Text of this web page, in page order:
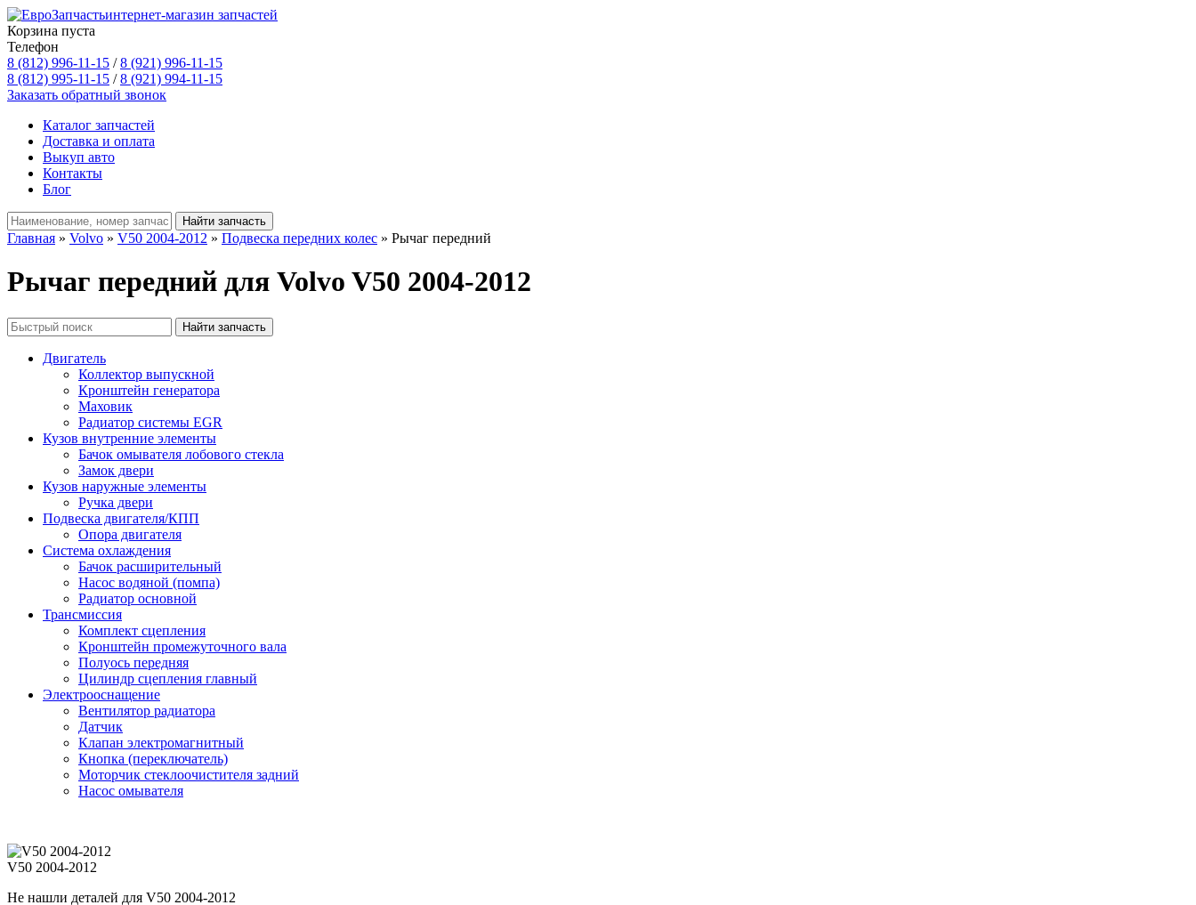
интернет-магазин запчастей
Корзина пуста
Телефон
8 (812) 996-11-15 /8 (921) 996-11-15
8 (812) 995-11-15 /8 (921) 994-11-15
Заказать обратный звонок
Каталог запчастей
Доставка и оплата
Выкуп авто
Контакты
Блог
Главная » Volvo » V50 2004-2012 » Подвеска передних колес » Рычаг передний
Рычаг передний для Volvo V50 2004-2012
Двигатель
Коллектор выпускной
Кронштейн генератора
Маховик
Радиатор системы EGR
Кузов внутренние элементы
Бачок омывателя лобового стекла
Замок двери
Кузов наружные элементы
Ручка двери
Подвеска двигателя/КПП
Опора двигателя
Система охлаждения
Бачок расширительный
Насос водяной (помпа)
Радиатор основной
Трансмиссия
Комплект сцепления
Кронштейн промежуточного вала
Полуось передняя
Цилиндр сцепления главный
Электрооснащение
Вентилятор радиатора
Датчик
Клапан электромагнитный
Кнопка (переключатель)
Моторчик стеклоочистителя задний
Насос омывателя
V50 2004-2012
Не нашли деталей для V50 2004-2012